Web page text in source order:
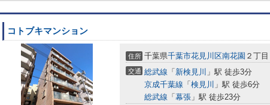
コトブキマンション
住所 千葉県千葉市花見川区南花園 ２丁目
交通 総武線 「 新検見川 」駅 徒歩3分
京成千葉線 「 検見川 」駅 徒歩6分
総武線 「 幕張 」駅 徒歩23分